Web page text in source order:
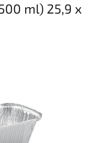
ml) 25,9 x